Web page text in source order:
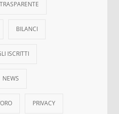
BILANCI
ISCRITTI
NEWS
PRIVACY